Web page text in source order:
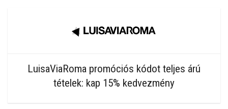
LuisaViaRoma promóciós kódot teljes árú
tételek: kap 15% kedvezmény